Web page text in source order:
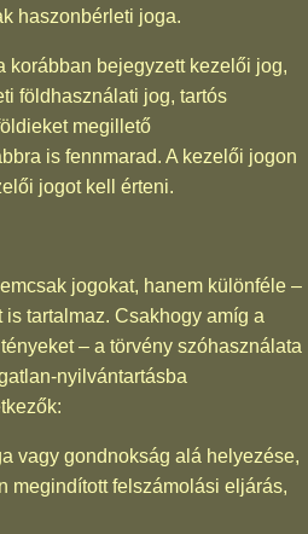
haszonbérleti joga.
korábban bejegyzett kezelői jog,
földhasználati jog, tartós
megillető
is fennmarad. A kezelői jogon
jogot kell érteni.
jogokat, hanem különféle –
tartalmaz. Csakhogy amíg a
– a törvény szóhasználata
nyilvántartásba
vagy gondnokság alá helyezése,
megindított felszámolási eljárás,